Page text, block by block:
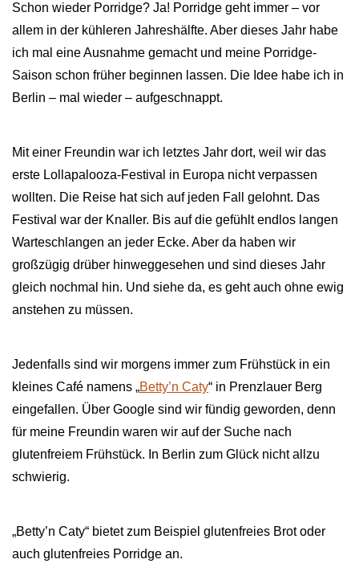
Schon wieder Porridge? Ja! Porridge geht immer – vor
allem in der kühleren Jahreshälfte. Aber dieses Jahr habe
ich mal eine Ausnahme gemacht und meine Porridge-
Saison schon früher beginnen lassen. Die Idee habe ich in
Berlin – mal wieder – aufgeschnappt.
Mit einer Freundin war ich letztes Jahr dort, weil wir das
erste Lollapalooza-Festival in Europa nicht verpassen
wollten. Die Reise hat sich auf jeden Fall gelohnt. Das
Festival war der Knaller. Bis auf die gefühlt endlos langen
Warteschlangen an jeder Ecke. Aber da haben wir
großzügig drüber hinweggesehen und sind dieses Jahr
gleich nochmal hin. Und siehe da, es geht auch ohne ewig
anstehen zu müssen.
Jedenfalls sind wir morgens immer zum Frühstück in ein
kleines Café namens „Betty’n Caty“ in Prenzlauer Berg
eingefallen. Über Google sind wir fündig geworden, denn
für meine Freundin waren wir auf der Suche nach
glutenfreiem Frühstück. In Berlin zum Glück nicht allzu
schwierig.
„Betty’n Caty“ bietet zum Beispiel glutenfreies Brot oder
auch glutenfreies Porridge an.